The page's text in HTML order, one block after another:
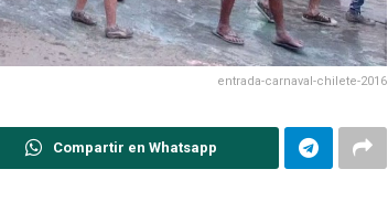
entrada-carnaval-chilete-2016
Compartir en Whatsapp